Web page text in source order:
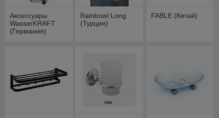
Аксессуары
WasserKRAFT
(Германия)
Rainbowl Long
(Турция)
FABLE (Китай)